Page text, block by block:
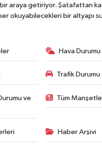
araya getiriyor. Şatafattan
okuyabilecekleri bir altyapı
Hava Durumu
Trafik Durumu
ve
Tüm
Haber Arşivi